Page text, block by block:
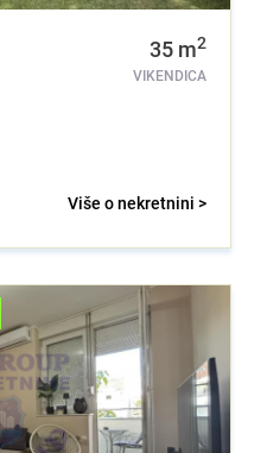
35 m2
VIKENDICA
Više o nekretnini >